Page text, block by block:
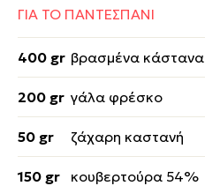
ΓΙΑ ΤΟ ΠΑΝΤΕΣΠΑΝΙ
400 gr βρασμένα κάστανα
200 gr γάλα φρέσκο
50 gr ζάχαρη καστανή
150 gr κουβερτούρα 54%